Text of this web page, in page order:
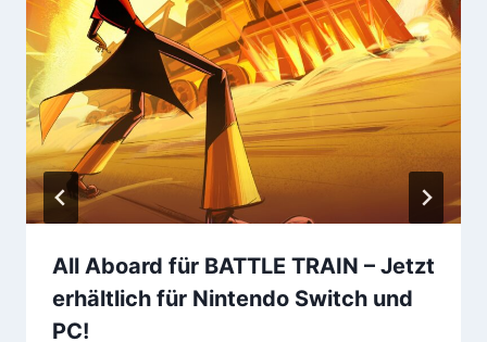
All Aboard für BATTLE TRAIN – Jetzt
erhältlich für Nintendo Switch und
PC!